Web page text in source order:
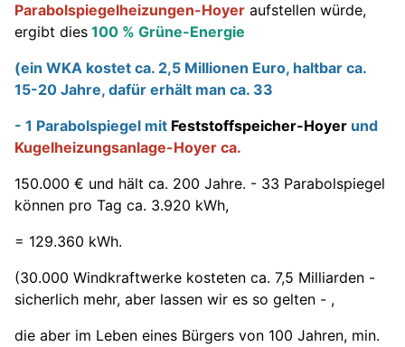
Parabolspiegelheizungen-Hoyer aufstellen würde,
ergibt dies 100 % Grüne-Energie
(ein WKA kostet ca. 2,5 Millionen Euro, haltbar ca.
15-20 Jahre, dafür erhält man ca. 33
- 1 Parabolspiegel mit Feststoffspeicher-Hoyer und
Kugelheizungsanlage-Hoyer ca.
150.000 € und hält ca. 200 Jahre. - 33 Parabolspiegel
können pro Tag ca. 3.920 kWh,
= 129.360 kWh.
(30.000 Windkraftwerke kosteten ca. 7,5 Milliarden -
sicherlich mehr, aber lassen wir es so gelten - ,
die aber im Leben eines Bürgers von 100 Jahren, min.